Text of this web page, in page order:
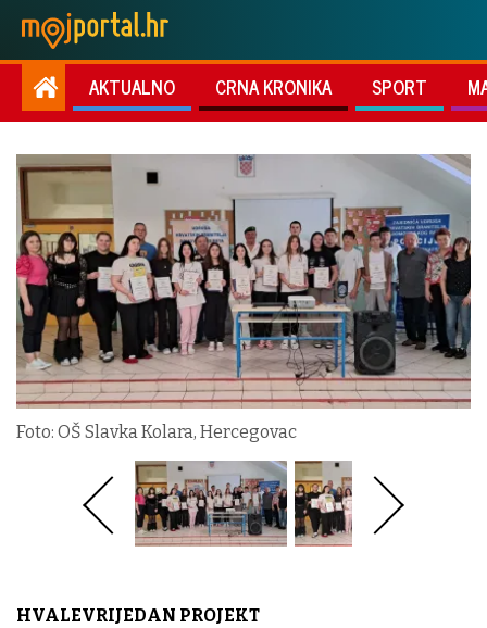
AKTUALNO CRNA KRONIKA SPORT
Foto: OŠ Slavka Kolara, Hercegovac
HVALEVRIJEDAN PROJEKT